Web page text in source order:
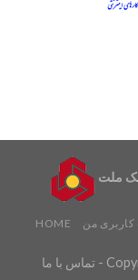
ملت
من
HOME
- تماس با ما